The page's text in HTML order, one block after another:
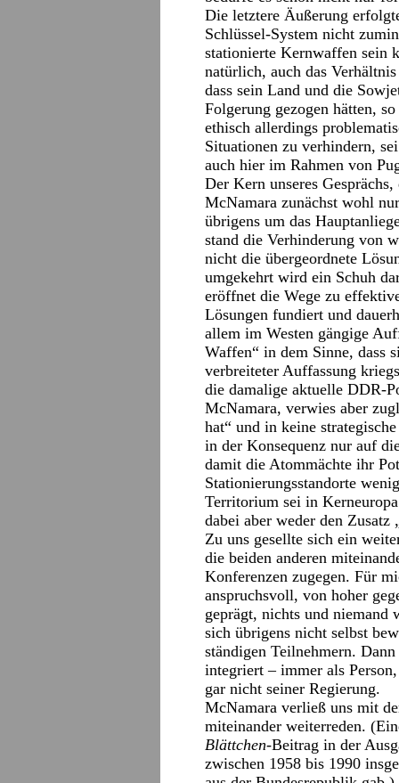
Die letztere Äußerung
Schlüssel-System nicht
stationierte Kernwaffen sein
natürlich, auch das
dass sein Land und die
Folgerung gezogen hätten,
ethisch allerdings
Situationen zu verhindern,
auch hier im Rahmen von
Der Kern unseres
McNamara zunächst wohl
übrigens um das
stand die Verhinderung von
nicht die übergeordnete
umgekehrt wird ein Schuh
eröffnet die Wege zu
Lösungen fundiert und
allem im Westen gängige
Waffen“ in dem Sinne, dass
verbreiteter Auffassung
die damalige aktuelle DDR-
McNamara, verwies aber
hat“ und in keine
in der Konsequenz nur auf
damit die Atommächte ihr
Stationierungsstandorte
Territorium sei in
dabei aber weder den
Zu uns gesellte sich ein
die beiden anderen
Konferenzen zugegen. Für
anspruchsvoll, von hoher
geprägt, nichts und
sich übrigens nicht selbst
ständigen Teilnehmern.
integriert – immer als
gar nicht seiner Regierung.
McNamara verließ uns mit
miteinander weiterreden.
Blättchen-Beitrag in der
zwischen 1958 bis 1990